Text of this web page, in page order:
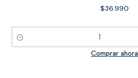
$36.990
Cantidad
Comprar ahora